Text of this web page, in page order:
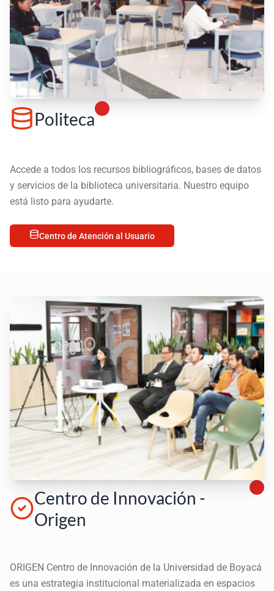
Politeca
Accede a todos los recursos bibliográficos, bases de datos
y servicios de la biblioteca universitaria. Nuestro equipo
está listo para ayudarte.
Centro de Atención al Usuario
Centro de Innovación -
Origen
ORIGEN Centro de Innovación de la Universidad de Boyacá
es una estrategia institucional materializada en espacios